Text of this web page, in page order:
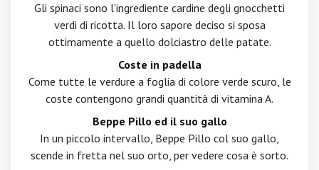
Gli spinaci sono l'ingrediente cardine degli gnocchetti
verdi di ricotta. Il loro sapore deciso si sposa
ottimamente a quello dolciastro delle patate.
Coste in padella
Come tutte le verdure a foglia di colore verde scuro, le
coste contengono grandi quantità di vitamina A.
Beppe Pillo ed il suo gallo
In un piccolo intervallo, Beppe Pillo col suo gallo,
scende in fretta nel suo orto, per vedere cosa è sorto.